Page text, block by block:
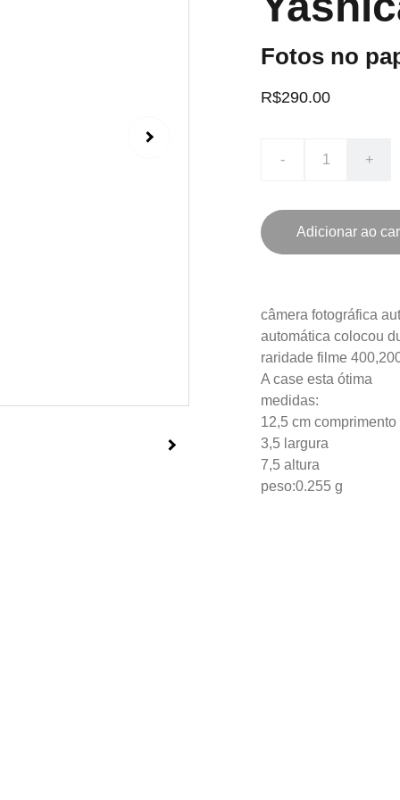
Fotos no
R$290.00
- +
Adicionar ao
câmera fotográfica
automática colocou
raridade filme
A case esta ótima
medidas:
12,5 cm comprimento
3,5 largura
7,5 altura
peso:0.255 g